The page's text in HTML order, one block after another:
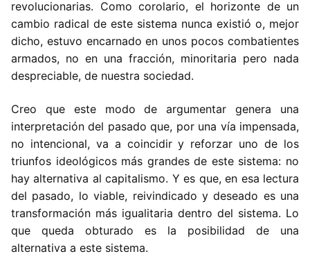
revolucionarias. Como corolario, el horizonte de un
cambio radical de este sistema nunca existió o, mejor
dicho, estuvo encarnado en unos pocos combatientes
armados, no en una fracción, minoritaria pero nada
despreciable, de nuestra sociedad.
Creo que este modo de argumentar genera una
interpretación del pasado que, por una vía impensada,
no intencional, va a coincidir y reforzar uno de los
triunfos ideológicos más grandes de este sistema: no
hay alternativa al capitalismo. Y es que, en esa lectura
del pasado, lo viable, reivindicado y deseado es una
transformación más igualitaria dentro del sistema. Lo
que queda obturado es la posibilidad de una
alternativa a este sistema.